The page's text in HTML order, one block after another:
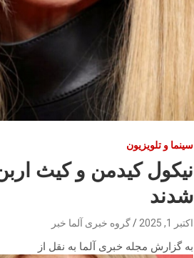
سینما و تلویزیون
شدند
اکتبر 1, 2025 گروه خبری آلما خبر
به گزارش مجله خبری آلما به نقل از